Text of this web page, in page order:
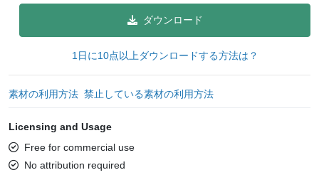
ダウンロード
1日に10点以上ダウンロードする方法は？
素材の利用方法 禁止している素材の利用方法
Licensing and Usage
Free for commercial use
No attribution required